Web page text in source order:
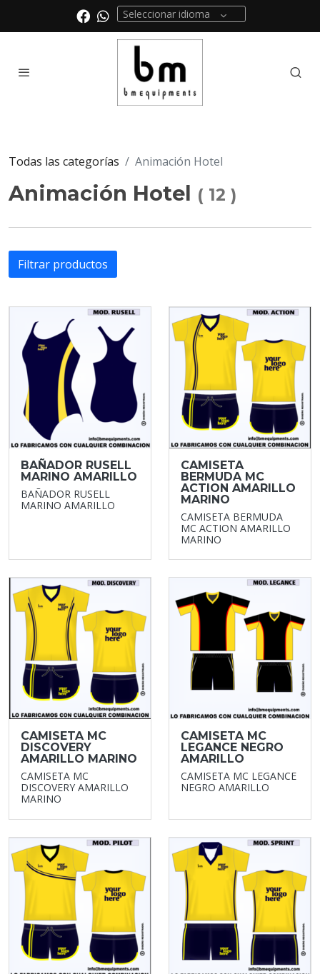
Seleccionar idioma
Todas las categorías Animación Hotel
Animación Hotel ( 12 )
Filtrar productos
BAÑADOR RUSELL
MARINO AMARILLO
BAÑADOR RUSELL
MARINO AMARILLO
CAMISETA
BERMUDA MC
ACTION AMARILLO
MARINO
CAMISETA BERMUDA
MC ACTION AMARILLO
MARINO
CAMISETA MC
DISCOVERY
AMARILLO MARINO
CAMISETA MC
DISCOVERY AMARILLO
MARINO
CAMISETA MC
LEGANCE NEGRO
AMARILLO
CAMISETA MC LEGANCE
NEGRO AMARILLO